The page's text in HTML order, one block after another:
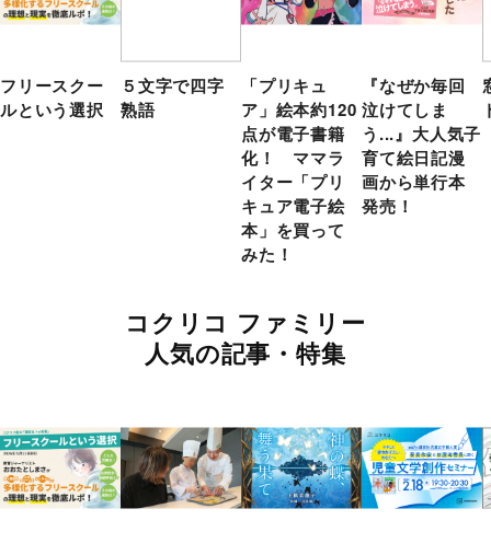
フリースクー
ルという選択
５文字で四字
熟語
「プリキュ
ア」絵本約120
点が電子書籍
化！ ママラ
イター「プリ
キュア電子絵
本」を買って
みた！
『なぜか毎回
泣けてしま
う...』大人気子
育て絵日記漫
画から単行本
発売！
コクリコ ファミリー
人気の記事・特集